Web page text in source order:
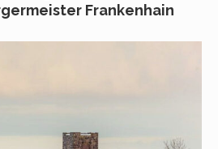
Frankenhain